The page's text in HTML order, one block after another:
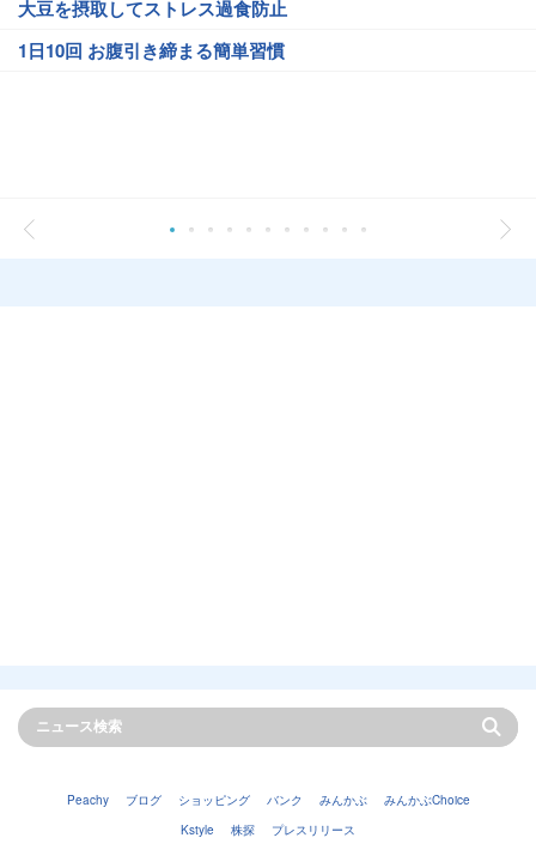
大豆を摂取してストレス過食防止
1日10回 お腹引き締まる簡単習慣
Peachy ブログ ショッピング バンク みんかぶ
みんかぶChoice
Kstyle
株探 プレスリリース